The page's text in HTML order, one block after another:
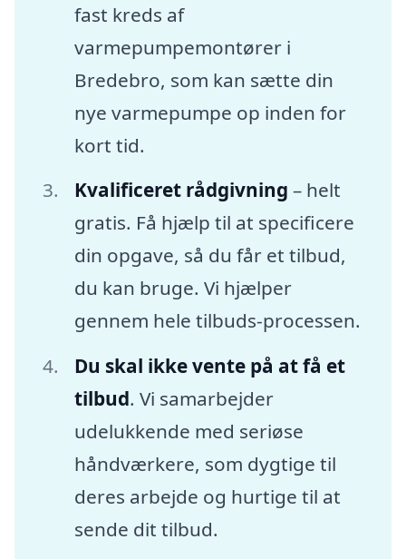
fast kreds af
varmepumpemontører i
Bredebro, som kan sætte din
nye varmepumpe op inden for
kort tid.
Kvalificeret rådgivning – helt
gratis. Få hjælp til at specificere
din opgave, så du får et tilbud,
du kan bruge. Vi hjælper
gennem hele tilbuds-processen.
Du skal ikke vente på at få et
tilbud. Vi samarbejder
udelukkende med seriøse
håndværkere, som dygtige til
deres arbejde og hurtige til at
sende dit tilbud.